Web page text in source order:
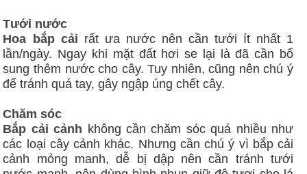
Tưới nước
Hoa bắp cải rất ưa nước nên cần tưới ít nhất 1
lần/ngày. Ngay khi mặt đất hơi se lại là đã cần bổ
sung thêm nước cho cây. Tuy nhiên, cũng nên chú ý
để tránh quá tay, gây ngập úng chết cây.
Chăm sóc
Bắp cải cảnh không cần chăm sóc quá nhiều như
các loại cây cảnh khác. Nhưng cần chú ý vì bắp cải
cảnh mỏng manh, dễ bị dập nên cần tránh tưới